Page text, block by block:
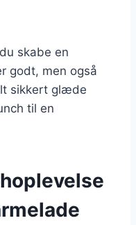
skabe en
godt, men også
sikkert glæde
til en